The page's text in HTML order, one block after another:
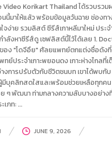
Video Korikart Thailand ได้รวบรวม
นนี้มาให้แล้ว พร้อมข้อมูลวันฉาย ช่องท
จง่าย รวมลิสต์ ซีรีส์เกาหลีมาใหม่ ประจ
ลังหาซีรีส์ดู เซฟลิสต์นี้ไว้ได้เลย 1.
ของ "โดจีอึย" ศัลยแพทย์ตกแต่งชื่อดังที่
ทย์ประจำเกาะพยอนดง เกาะห่างไกลที่
งการปรับตัวกับชีวิตชนบท เขาได้พบกั
มีบุคลิกสดใสและพร้อมช่วยเหลือทุกคน
พัฒนา ท่ามกลางความลับบางอย่างที่
ภท: ...
JUNE 9, 2026